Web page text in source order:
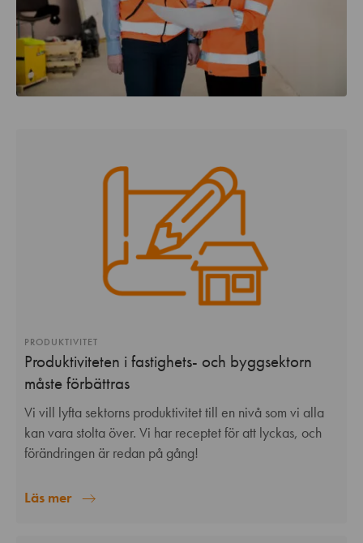
PRODUKTIVITET
Produktiviteten i fastighets- och byggsektorn
måste förbättras
Vi vill lyfta sektorns produktivitet till en nivå som vi alla
kan vara stolta över. Vi har receptet för att lyckas, och
förändringen är redan på gång!
Läs mer